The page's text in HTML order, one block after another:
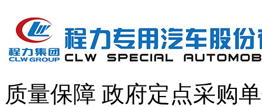
质量保障 政府定点采购